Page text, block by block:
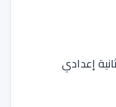
إعدادي